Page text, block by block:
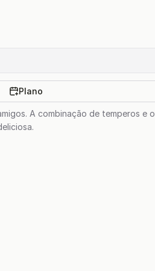
Plano
A combinação de temperos e o